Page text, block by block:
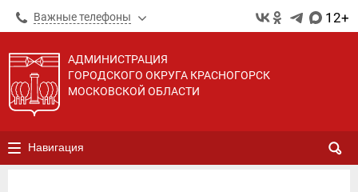
Важные телефоны 12+
АДМИНИСТРАЦИЯ
ГОРОДСКОГО ОКРУГА КРАСНОГОРСК
МОСКОВСКОЙ ОБЛАСТИ
Навигация